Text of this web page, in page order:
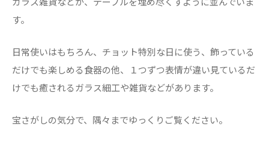
す。
日常使いはもちろん、チョット特別な日に使う、飾っている
だけでも楽しめる食器の他、１つずつ表情が違い見ているだ
けでも癒されるガラス細工や雑貨などがあります。
宝さがしの気分で、隅々までゆっくりご覧ください。